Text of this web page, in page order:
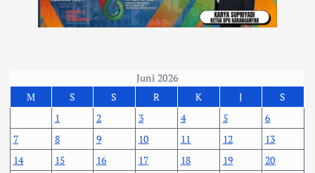
Juni 2026
M
S S R K J
S
1
2 3 4 5
6
7
8 9 10 11 12
13
14
15 16 17 18 19
20